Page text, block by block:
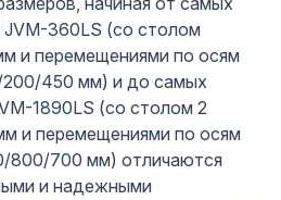
JVM-360LS (со столом
и перемещениями по осям
450 мм) и до самых
1890LS (со столом 2
и перемещениями по осям
800/700 мм) отличаются
и надежными